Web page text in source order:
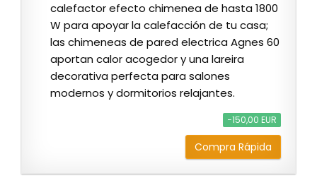
calefactor efecto chimenea de hasta 1800
W para apoyar la calefacción de tu casa;
las chimeneas de pared electrica Agnes 60
aportan calor acogedor y una lareira
decorativa perfecta para salones
modernos y dormitorios relajantes.
−150,00 EUR
Compra Rápida